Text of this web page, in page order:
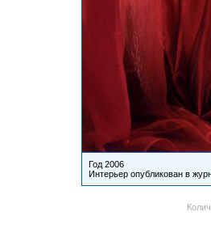
Год 2006
Интерьер опубликован в